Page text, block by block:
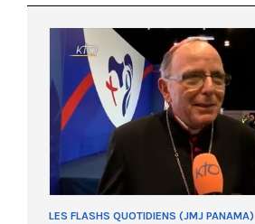
LES FLASHS QUOTIDIENS (JMJ PANAMA)